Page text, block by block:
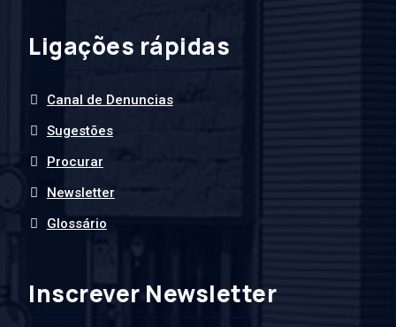
Ligações rápidas
Canal de Denuncias
Sugestões
Procurar
Newsletter
Glossário
Inscrever Newsletter